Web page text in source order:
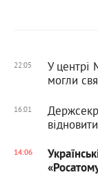
22:05
У центрі
могли
16:01
14:06